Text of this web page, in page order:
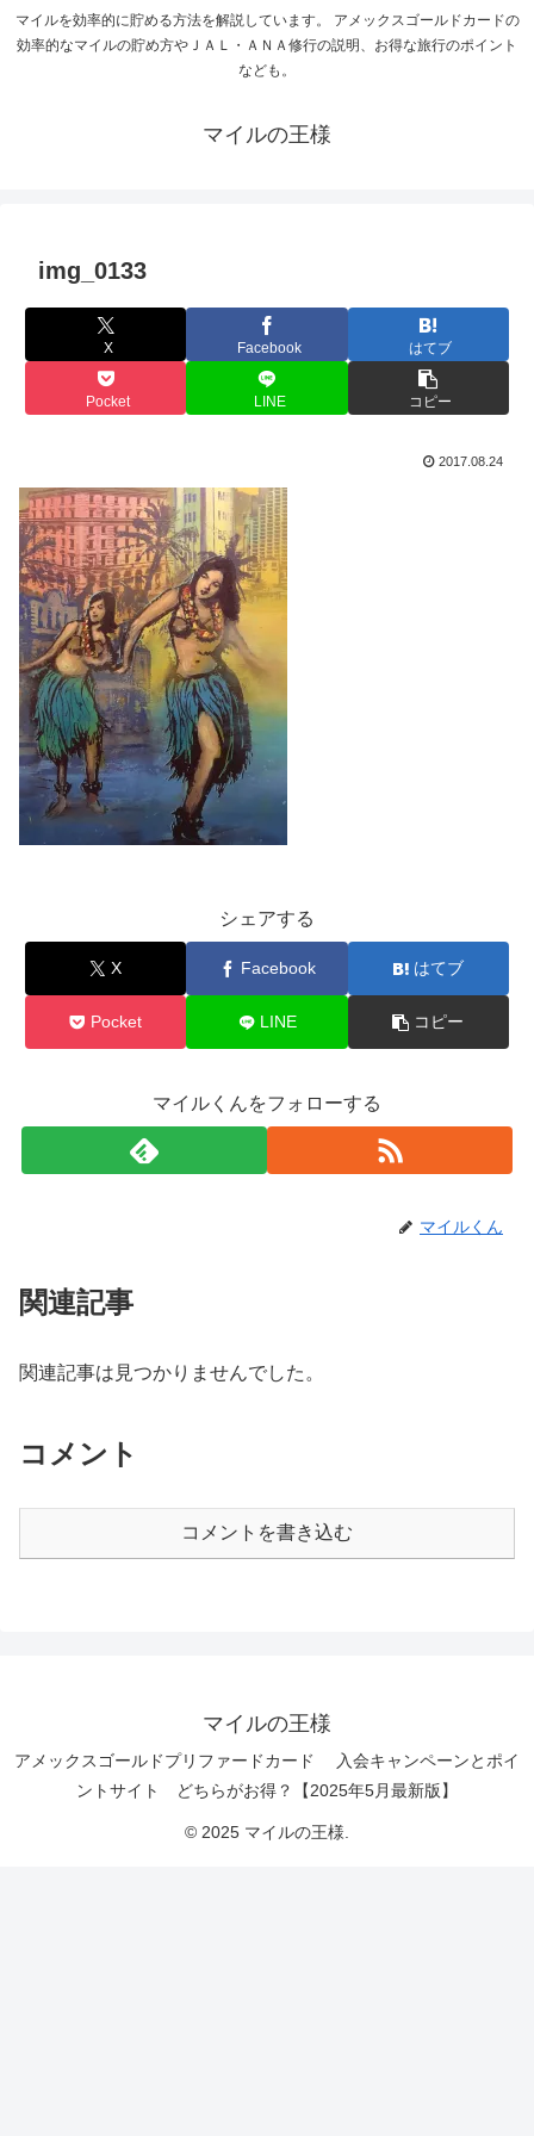
マイルを効率的に貯める方法を解説しています。 アメックスゴールドカードの
効率的なマイルの貯め方やＪＡＬ・ＡＮＡ修行の説明、お得な旅行のポイント
なども。
マイルの王様
img_0133
X Facebook はてブ
Pocket LINE コピー
2017.08.24
シェアする
X Facebook はてブ
Pocket LINE コピー
マイルくんをフォローする
マイルくん
関連記事
関連記事は見つかりませんでした。
コメント
コメントを書き込む
マイルの王様
アメックスゴールドプリファードカード 入会キャンペーンとポイ
ントサイト どちらがお得？【2025年5月最新版】
© 2025 マイルの王様.